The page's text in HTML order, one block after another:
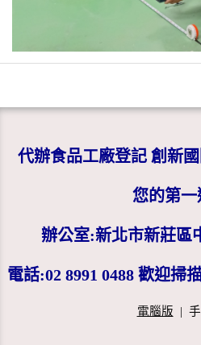
代辦食品工廠登記 創新
您的第一
辦公室:新北市新莊區
電話:02 8991 0488 歡迎掃
電腦版 |